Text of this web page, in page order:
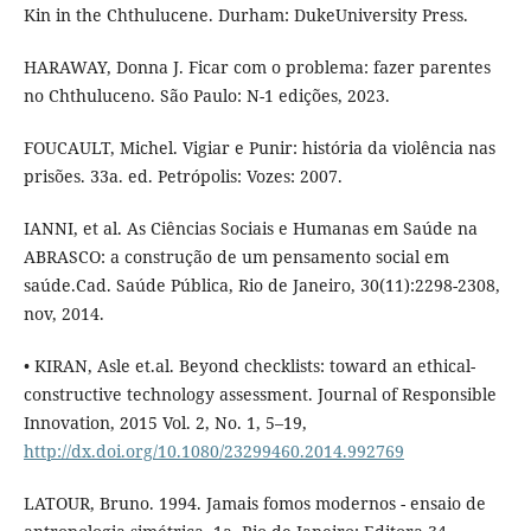
Kin in the Chthulucene. Durham: DukeUniversity Press.
HARAWAY, Donna J. Ficar com o problema: fazer parentes
no Chthuluceno. São Paulo: N-1 edições, 2023.
FOUCAULT, Michel. Vigiar e Punir: história da violência nas
prisões. 33a. ed. Petrópolis: Vozes: 2007.
IANNI, et al. As Ciências Sociais e Humanas em Saúde na
ABRASCO: a construção de um pensamento social em
saúde.Cad. Saúde Pública, Rio de Janeiro, 30(11):2298-2308,
nov, 2014.
• KIRAN, Asle et.al. Beyond checklists: toward an ethical-
constructive technology assessment. Journal of Responsible
Innovation, 2015 Vol. 2, No. 1, 5–19,
http://dx.doi.org/10.1080/23299460.2014.992769
LATOUR, Bruno. 1994. Jamais fomos modernos - ensaio de